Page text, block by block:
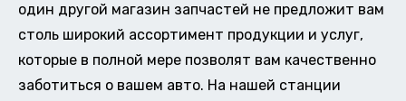
один другой магазин запчастей не предложит вам
столь широкий ассортимент продукции и услуг,
которые в полной мере позволят вам качественно
заботиться о вашем авто. На нашей станции